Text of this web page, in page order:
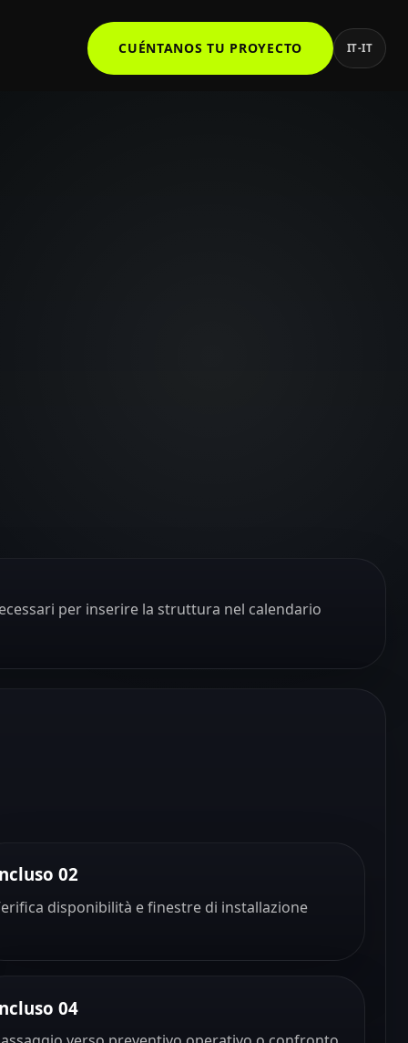
CUÉNTANOS TU PROYECTO IT-IT
per inserire la struttura nel calendario
02
disponibilità e finestre di installazione
04